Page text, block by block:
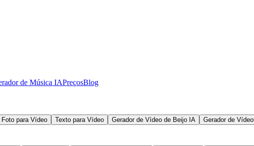
de Música IAPreçosBlog
Foto para Vídeo Texto para Vídeo Gerador de Vídeo de Beijo IA Gerador de